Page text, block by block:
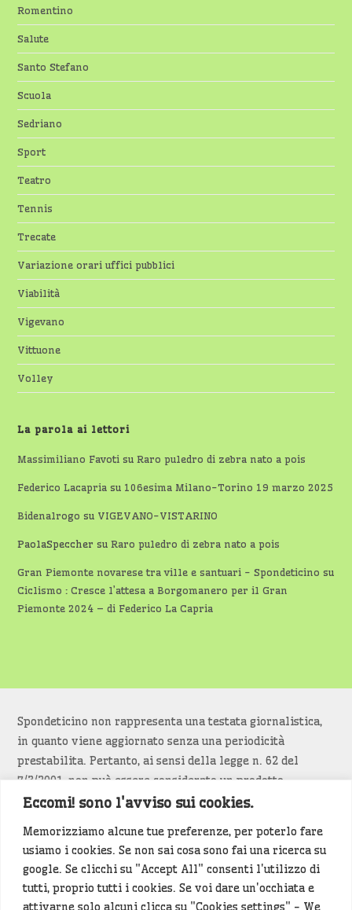
Eccomi! sono l'avviso sui cookies.
Memorizziamo alcune tue preferenze, per poterlo fare
usiamo i cookies. Se non sai cosa sono fai una ricerca su
google. Se clicchi su "Accept All" consenti l'utilizzo di
tutti, proprio tutti i cookies. Se voi dare un'occhiata e
attivarne solo alcuni clicca su "Cookies settings" - We
Romentino
Salute
Santo Stefano
Scuola
Sedriano
Sport
Teatro
Tennis
Trecate
Variazione orari uffici pubblici
Viabilità
Vigevano
Vittuone
Volley
La parola ai lettori
Massimiliano Favoti suRaro puledro di zebra nato a pois
Federico Lacapria su 106esima Milano-Torino 19 marzo 2025
Bidenalrogo su VIGEVANO-VISTARINO
PaolaSpeccher suRaro puledro di zebra nato a pois
Gran Piemonte novarese tra ville e santuari - Spondeticino su
Ciclismo : Cresce l’attesa a Borgomanero per il Gran
Piemonte 2024 – di Federico La Capria
Spondeticino non rappresenta una testata giornalistica,
in quanto viene aggiornato senza una periodicità
prestabilita. Pertanto, ai sensi della legge n. 62 del
7/3/2001, non può essere considerato un prodotto
editoriale.
Siamo attenti a non violare copyright e diritti
d’immagine. Se un contenuto è di tua proprietà e vuoi
richiederne la rimozionediccelo(<- clicca per inviarci un
messaggio).